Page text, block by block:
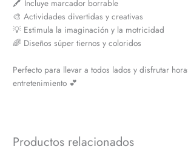
🖍️ Incluye marcador borrable
🎨 Actividades divertidas y creativas
💡 Estimula la imaginación y la motricidad
🌈 Diseños súper tiernos y coloridos
Perfecto para llevar a todos lados y disfrutar
entretenimiento 💕
Productos relacionados